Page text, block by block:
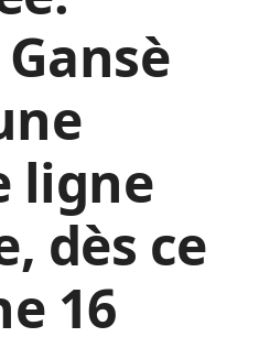
ligne
dès ce
16